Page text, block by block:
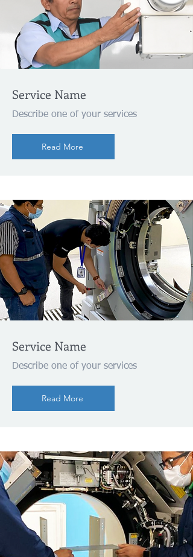
Service Name
Describe one of your services
Read More
Service Name
Describe one of your services
Read More